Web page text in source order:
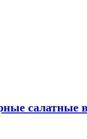
салатные